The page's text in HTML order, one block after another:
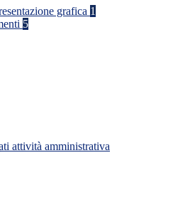
grafica 1
5
attività amministrativa